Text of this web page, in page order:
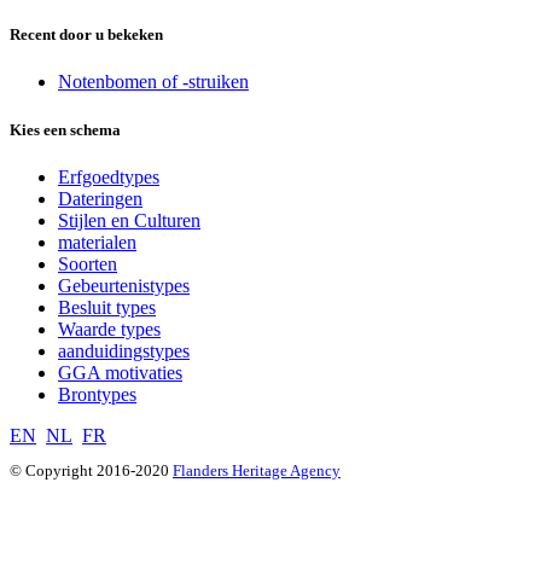
Recent door u bekeken
Notenbomen of -struiken
Kies een schema
Erfgoedtypes
Dateringen
Stijlen en Culturen
materialen
Soorten
Gebeurtenistypes
Besluit types
Waarde types
aanduidingstypes
GGA motivaties
Brontypes
EN NL FR
© Copyright 2016-2020 Flanders Heritage Agency